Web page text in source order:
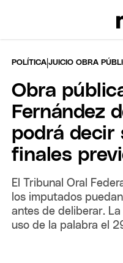
POLÍTICA |JUICIO OBRA
Obra
Fernández
podrá decir
finales
El Tribunal Oral
los imputados
antes de deliberar.
uso de la palabra el